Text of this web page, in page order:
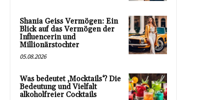
Shania Geiss Vermögen: Ein
Blick auf das Vermögen der
Influencerin und
Millionärstochter
05.08.2026
Was bedeutet ‚Mocktails‘? Die
Bedeutung und Vielfalt
alkoholfreier Cocktails